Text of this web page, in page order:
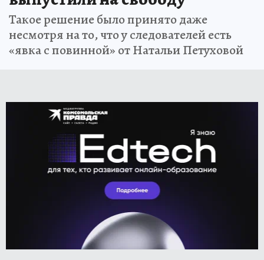
Такое решение было принято даже
несмотря на то, что у следователей есть
«явка с повинной» от Натальи Петуховой